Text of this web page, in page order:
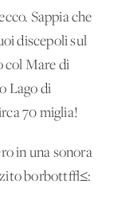
Sappia che
discepoli sul
col Mare di
Lago di
70 miglia!
in una sonora
borbott√≤: